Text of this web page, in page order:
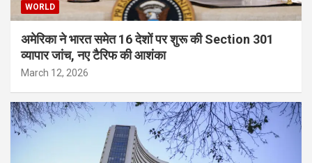
WORLD
अमेरिका ने भारत समेत 16 देशों पर शुरू की Section 301
व्यापार जांच, नए टैरिफ की आशंका
March 12, 2026